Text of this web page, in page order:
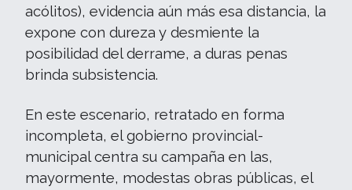
acólitos), evidencia aún más esa distancia, la
expone con dureza y desmiente la
posibilidad del derrame, a duras penas
brinda subsistencia.
En este escenario, retratado en forma
incompleta, el gobierno provincial-
municipal centra su campaña en las,
mayormente, modestas obras públicas, el